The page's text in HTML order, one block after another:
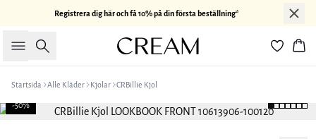
Registrera dig här och få 10% på din första beställning*
Sök
Startsida Alle Kläder Kjolar CRBillie Kjol
-50%